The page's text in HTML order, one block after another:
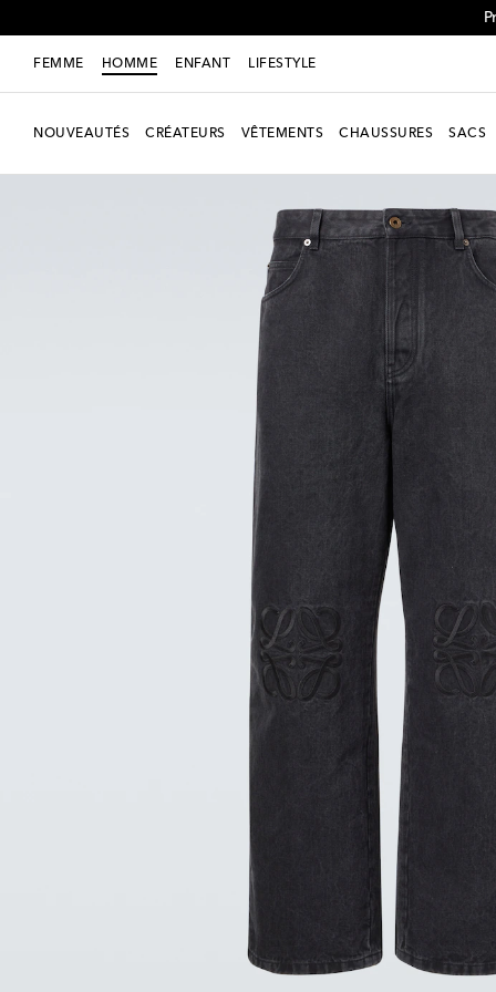
FEMME HOMME ENFANT LIFESTYLE
NOUVEAUTÉS CRÉATEURS VÊTEMENTS CHAUSSURES SACS